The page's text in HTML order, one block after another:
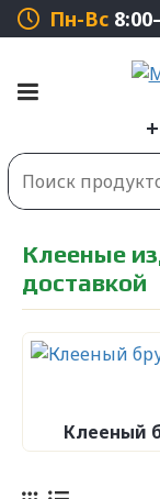
Пн-Вс
Клееные
доставкой
Клееный